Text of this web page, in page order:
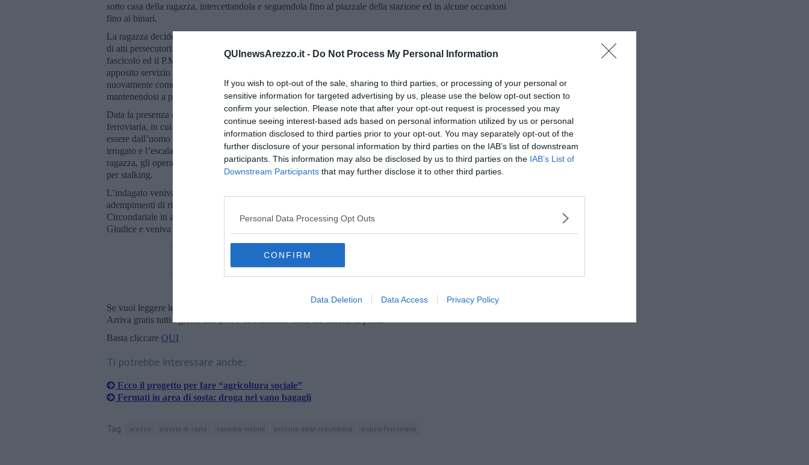
QUInewsArezzo.it - Do Not Process My Personal Information
If you wish to opt-out of the sale, sharing to third parties, or processing of your personal or
sensitive information for targeted advertising by us, please use the below opt-out section to
confirm your selection. Please note that after your opt-out request is processed you may
continue seeing interest-based ads based on personal information utilized by us or personal
information disclosed to third parties prior to your opt-out. You may separately opt-out of the
further disclosure of your personal information by third parties on the IAB’s list of downstream
participants. This information may also be disclosed by us to third parties on the IAB’s List of
Downstream Participants that may further disclose it to other third parties.
Personal Data Processing Opt Outs
CONFIRM
Data Deletion Data Access Privacy Policy
sotto casa della ragazza, intercettandola e seguendola fino al piazzale della stazione ed in alcune occasioni
fino ai binari.
La ragazza decideva così di presentare formale denuncia-querela presso la Questura di Arezzo per il reato
di atti persecutori. Gli agenti della Squadra Mobile, pertanto, dopo essersi coordinati con il P.M. titolare del
fascicolo ed il P.M. di turno presso la Procura della Repubblica di Arezzo, predisponevano quindi un
apposito servizio di osservazione ed il giorno successivo alla denuncia, martedì 12 maggio, appuravano
nuovamente come l’indagato, dopo aver intercettato la giovane sotto casa, iniziasse poi a pedinarla,
mantenendosi a pochi metri di distanza da lei fino all’arrivo in stazione.
Data la presenza di immagini riprese dal sistema di videosorveglianza cittadino e da quello della stazione
ferroviaria, in cui venivano immortalate con chiarezza le diverse fasi dell’ennesimo pedinamento posto in
essere dall’uomo nei confronti della giovane, considerata la violazione dell’ammonimento precedentemente
irrogato e l’escalation delle condotte persecutorie e moleste, poste in essere dal soggetto nei confronti della
ragazza, gli operatori della Squadra Mobile provvedevano a trarre in arresto l’uomo, in flagranza di reato,
per stalking.
L’indagato veniva accompagnato presso gli Uffici della Questura di Arezzo dove, una volta terminati gli
adempimenti di rito, su disposizione dell’Autorità Giudiziaria, veniva associato presso la locale Casa
Circondariale in attesa della convalida dell’arresto. Nei giorni successivi l’arresto veniva convalidato dal
Giudice e veniva confermata la misura della custodia cautelare in carcere.
Se vuoi leggere le notizie principali della Toscana iscriviti alla
Newsletter QUInews - ToscanaMedia.
Arriva gratis tutti i giorni alle 20:00 direttamente nella tua casella di posta.
Basta cliccare QUI
Ti potrebbe interessare anche:
Ecco il progetto per fare “agricoltura sociale”
Fermati in area di sosta: droga nel vano bagagli
Tag arezzo polizia di stato squadra mobile procura della repubblica polizia ferroviaria